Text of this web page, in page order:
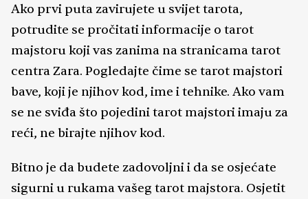
Ako prvi puta zavirujete u svijet tarota,
potrudite se pročitati informacije o tarot
majstoru koji vas zanima na stranicama tarot
centra Zara. Pogledajte čime se tarot majstori
bave, koji je njihov kod, ime i tehnike. Ako vam
se ne sviđa što pojedini tarot majstori imaju za
reći, ne birajte njihov kod.
Bitno je da budete zadovoljni i da se osjećate
sigurni u rukama vašeg tarot majstora. Osjetit